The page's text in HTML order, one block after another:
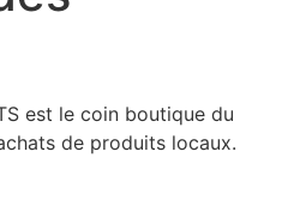
est le coin boutique du
de produits locaux.